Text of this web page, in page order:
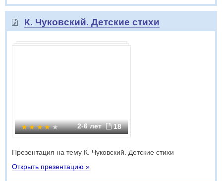
К. Чуковский. Детские стихи
2-6 лет 18
Презентация на тему К. Чуковский. Детские стихи
Открыть презентацию »